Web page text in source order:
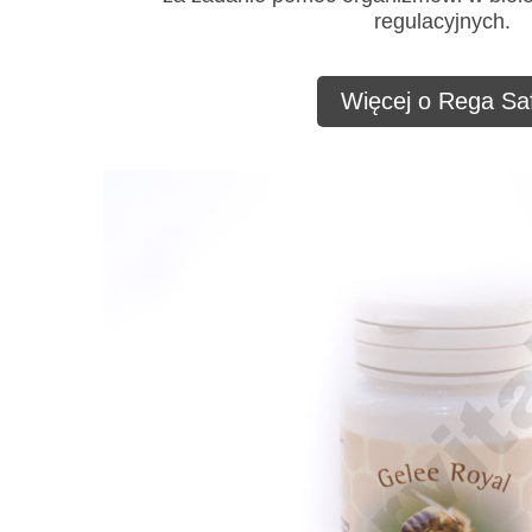
regulacyjnych.
Więcej o Rega